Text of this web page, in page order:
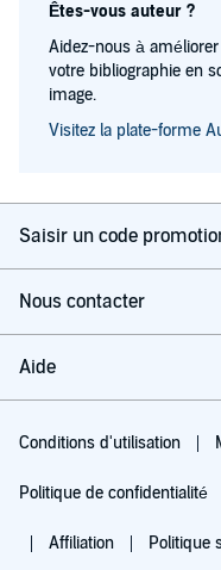
Êtes-vous auteur ?
Aidez-nous à
votre bibliographie en
image.
Visitez la plate-forme
Saisir un code
Nous contacter
Aide
Conditions d'utilisation
Politique de confidentialité
Affiliation Politique